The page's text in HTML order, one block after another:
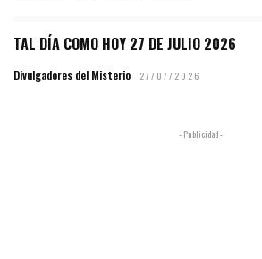
TAL DÍA COMO HOY 27 DE JULIO 2026
Divulgadores del Misterio 27/07/2026
- Publicidad -